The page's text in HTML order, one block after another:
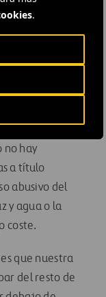
.
pero ya son
dice la
Gaviría está
no hay
a título
abusivo del
y agua o la
coste.
que nuestra
del resto de